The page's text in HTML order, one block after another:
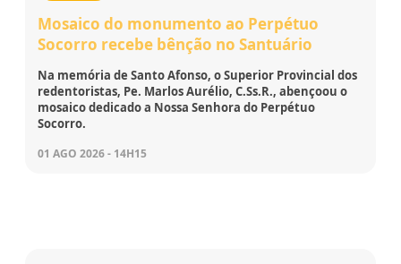
Mosaico do monumento ao Perpétuo
Socorro recebe bênção no Santuário
Na memória de Santo Afonso, o Superior Provincial dos
redentoristas, Pe. Marlos Aurélio, C.Ss.R., abençoou o
mosaico dedicado a Nossa Senhora do Perpétuo
Socorro.
01 AGO 2026 - 14H15